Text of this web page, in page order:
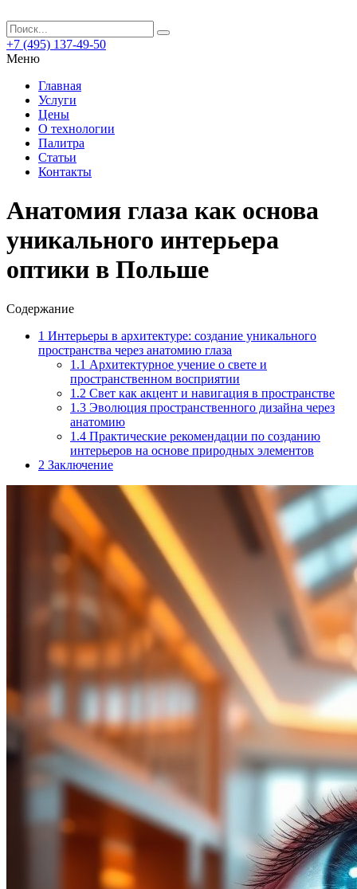
+7 (495) 137-49-50
Меню
Главная
Услуги
Цены
О технологии
Палитра
Статьи
Контакты
Анатомия глаза как основа
уникального интерьера
оптики в Польше
Содержание
1 Интерьеры в архитектуре: создание уникального
пространства через анатомию глаза
1.1 Архитектурное учение о свете и
пространственном восприятии
1.2 Свет как акцент и навигация в пространстве
1.3 Эволюция пространственного дизайна через
анатомию
1.4 Практические рекомендации по созданию
интерьеров на основе природных элементов
2 Заключение